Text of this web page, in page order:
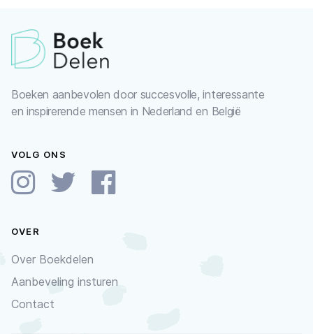
Boeken aanbevolen door succesvolle, interessante
en inspirerende mensen in Nederland en België
VOLG ONS
OVER
Over Boekdelen
Aanbeveling insturen
Contact